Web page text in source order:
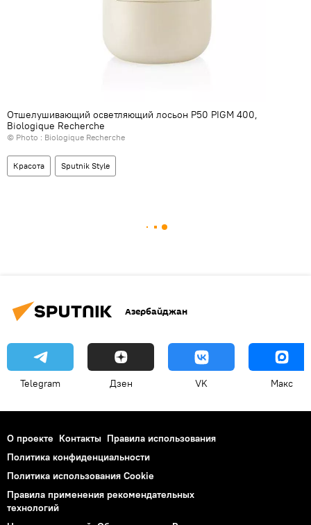
Отшелушивающий осветляющий лосьон P50 PIGM 400,
Biologique Recherche
© Photo : Biologique Recherche
Красота Sputnik Style
Азербайджан
Telegram Дзен VK Макс
О проекте Контакты Правила использования
Политика конфиденциальности
Политика использования Cookie
Правила применения рекомендательных
технологий